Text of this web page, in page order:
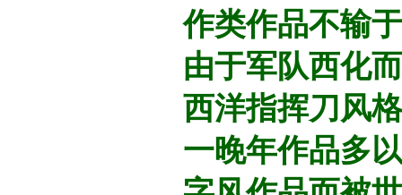
作类作品不输
由于军队西化
西洋指挥刀风
一晚年作品多